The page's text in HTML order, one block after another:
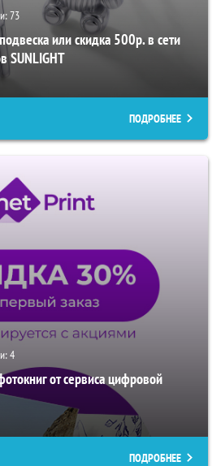
73
или скидка 500р. в сети
SUNLIGHT
ПОДРОБНЕЕ
4
от сервиса цифровой
ПОДРОБНЕЕ